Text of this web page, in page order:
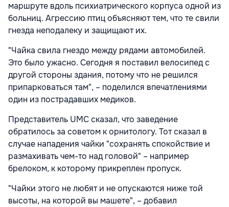
маршруте вдоль психиатрического корпуса одной из
больниц. Агрессию птиц объясняют тем, что те свили
гнезда неподалеку и защищают их.
"Чайка свила гнездо между рядами автомобилей.
Это было ужасно. Сегодня я поставил велосипед с
другой стороны здания, потому что не решился
припарковаться там", – поделился впечатлениями
один из пострадавших медиков.
Представитель UMC сказал, что заведение
обратилось за советом к орнитологу. Тот сказал в
случае нападения чайки "сохранять спокойствие и
размахивать чем-то над головой" – например
брелоком, к которому прикреплен пропуск.
"Чайки этого не любят и не опускаются ниже той
высоты, на которой вы машете", – добавил